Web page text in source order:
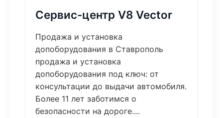
Сервис-центр V8 Vector
Продажа и установка
допоборудования в Ставрополь
продажа и установка
допоборудования под ключ: от
консультации до выдачи автомобиля.
Более 11 лет заботимся о
безопасности на дороге....